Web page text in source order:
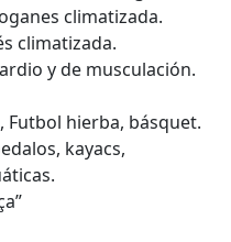
climatizada.
climatizada.
y de musculación.
Futbol hierba, básquet.
kayacs,